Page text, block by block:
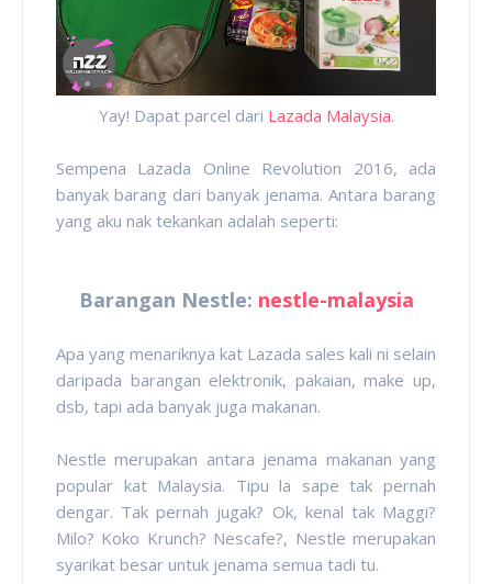
Yay! Dapat parcel dari Lazada Malaysia.
Sempena Lazada Online Revolution 2016, ada
banyak barang dari banyak jenama. Antara barang
yang aku nak tekankan adalah seperti:
Barangan Nestle: nestle-malaysia
Apa yang menariknya kat Lazada sales kali ni selain
daripada barangan elektronik, pakaian, make up,
dsb, tapi ada banyak juga makanan.
Nestle merupakan antara jenama makanan yang
popular kat Malaysia. Tipu la sape tak pernah
dengar. Tak pernah jugak? Ok, kenal tak Maggi?
Milo? Koko Krunch? Nescafe?, Nestle merupakan
syarikat besar untuk jenama semua tadi tu.